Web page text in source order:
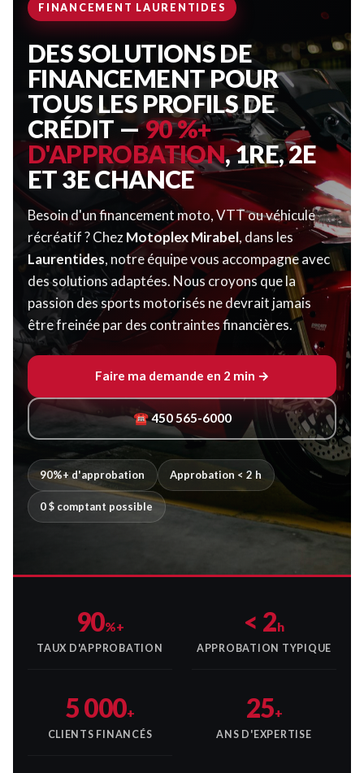
FINANCEMENT LAURENTIDES
DES SOLUTIONS DE
FINANCEMENT POUR
TOUS LES PROFILS DE
CRÉDIT —90 %+
D'APPROBATION, 1RE, 2E
ET 3E CHANCE
Besoin d'un financement moto, VTT ou véhicule
récréatif ? ChezMotoplex Mirabel, dans les
Laurentides, notre équipe vous accompagne avec
des solutions adaptées. Nous croyons que la
passion des sports motorisés ne devrait jamais
être freinée par des contraintes financières.
Faire ma demande en 2 min →
☎ 450 565-6000
90%+ d'approbation Approbation < 2 h
0 $ comptant possible
90%+
TAUX D'APPROBATION
< 2h
APPROBATION TYPIQUE
5 000+
CLIENTS FINANCÉS
25+
ANS D'EXPERTISE